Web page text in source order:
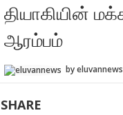
தியாகியின்
ஆரம்பம்
byeluvannews
SHARE